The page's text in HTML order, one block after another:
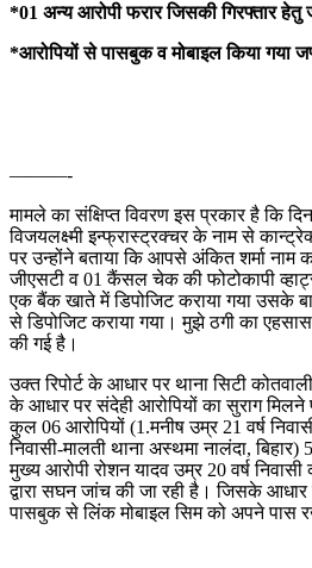
*01 अन्य आरोपी फरार जिसकी गिरफ्तार हेतु
*आरोपियों से पासबुक व मोबाइल किया गया
———-
मामले का संक्षिप्त विवरण इस प्रकार है कि
विजयलक्ष्मी इन्फ्रास्ट्रक्चर के नाम से
पर उन्होंने बताया कि आपसे अंकित शर्मा नाम
जीएसटी व 01 कैंसल चेक की फोटोकापी
एक बैंक खाते में डिपोजिट कराया गया उसके
से डिपोजिट कराया गया। मुझे ठगी का
की गई है।
उक्त रिपोर्ट के आधार पर थाना सिटी
के आधार पर संदेही आरोपियों का सुराग मिलने
कुल 06 आरोपियों (1.मनीष उम्र 21 वर्ष
निवासी-मालती थाना अस्थमा नालंदा,
मुख्य आरोपी रोशन यादव उम्र 20 वर्ष
द्वारा सघन जांच की जा रही है। जिसके
पासबुक से लिंक मोबाइल सिम को अपने पास